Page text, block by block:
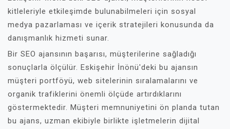
kitleleriyle etkileşimde bulunabilmeleri için sosyal
medya pazarlaması ve içerik stratejileri konusunda da
danışmanlık hizmeti sunar.
Bir SEO ajansının başarısı, müşterilerine sağladığı
sonuçlarla ölçülür. Eskişehir İnönü'deki bu ajansın
müşteri portföyü, web sitelerinin sıralamalarını ve
organik trafiklerini önemli ölçüde artırdıklarını
göstermektedir. Müşteri memnuniyetini ön planda tutan
bu ajans, uzman ekibiyle birlikte işletmelerin dijital